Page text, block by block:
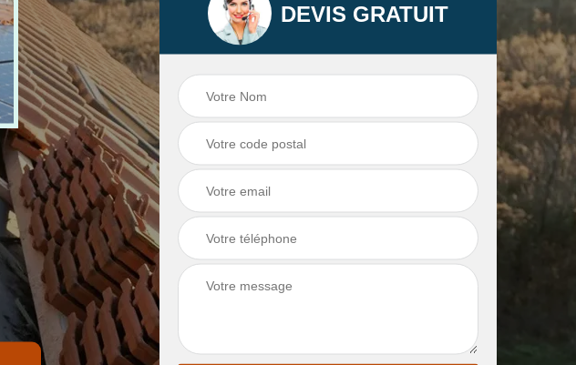
Réparation et
urgence fuite velux
et fenêtre de toit 06
Réparation fuite de
toiture 06
Urgence et
depannage fuite
toiture-06
DEVIS GRATUIT